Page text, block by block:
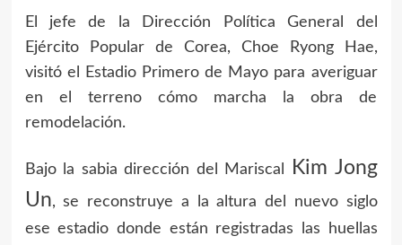
El jefe de la Dirección Política General del
Ejército Popular de Corea, Choe Ryong Hae,
visitó el Estadio Primero de Mayo para averiguar
en el terreno cómo marcha la obra de
remodelación.
Bajo la sabia dirección del Mariscal
Kim Jong
Un, se reconstruye a la altura del nuevo siglo
ese estadio donde están registradas las huellas